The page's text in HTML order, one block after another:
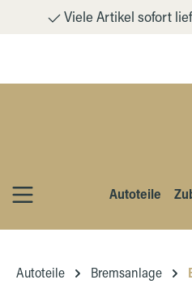
Hauptinhalt springen
Zur Suche springen
Zur Hauptnavigation
Viele Artikel sofort
Autoteile
Autoteile Bremsanlage